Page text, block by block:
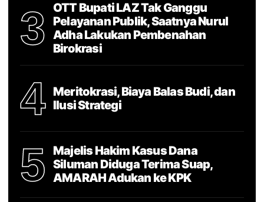
3
OTT Bupati LAZ Tak Ganggu
Pelayanan Publik, Saatnya Nurul
Adha Lakukan Pembenahan
Birokrasi
4
Meritokrasi, Biaya Balas Budi, dan
Ilusi Strategi
5
Majelis Hakim Kasus Dana
Siluman Diduga Terima Suap,
AMARAH Adukan ke KPK